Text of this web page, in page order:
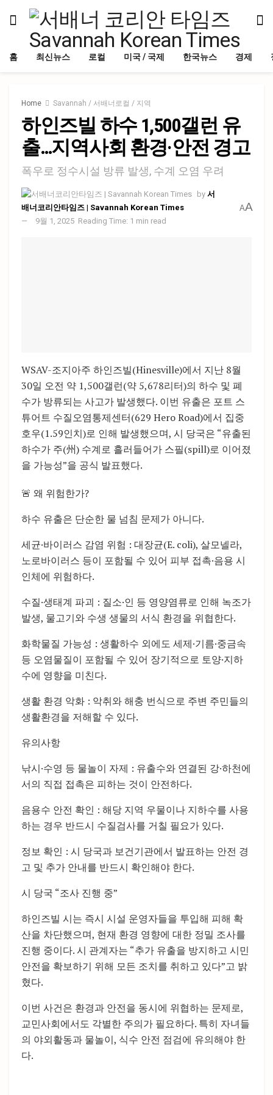
홈 최신뉴스 로컬 미국 / 국제 한국뉴스 경제
Home Savannah / 서배너로컬 / 지역
하인즈빌 하수 1,500갤런 유
출…지역사회 환경·안전 경고
폭우로 정수시설 방류 발생, 수계 오염 우려
by 서
배너코리안타임즈 | Savannah Korean Times
9월 1, 2025 Reading Time: 1 min read
AA
WSAV-조지아주 하인즈빌(Hinesville)에서 지난 8월
30일 오전 약 1,500갤런(약 5,678리터)의 하수 및 폐
수가 방류되는 사고가 발생했다. 이번 유출은 포트 스
튜어트 수질오염통제센터(629 Hero Road)에서 집중
호우(1.59인치)로 인해 발생했으며, 시 당국은 “유출된
하수가 주(州) 수계로 흘러들어가 스필(spill)로 이어졌
을 가능성”을 공식 발표했다.
🚨 왜 위험한가?
하수 유출은 단순한 물 넘침 문제가 아니다.
세균·바이러스 감염 위험 : 대장균(E. coli), 살모넬라,
노로바이러스 등이 포함될 수 있어 피부 접촉·음용 시
인체에 위험하다.
수질·생태계 파괴 : 질소·인 등 영양염류로 인해 녹조가
발생, 물고기와 수생 생물의 서식 환경을 위협한다.
화학물질 가능성 : 생활하수 외에도 세제·기름·중금속
등 오염물질이 포함될 수 있어 장기적으로 토양·지하
수에 영향을 미친다.
생활 환경 악화 : 악취와 해충 번식으로 주변 주민들의
생활환경을 저해할 수 있다.
유의사항
낚시·수영 등 물놀이 자제 : 유출수와 연결된 강·하천에
서의 직접 접촉은 피하는 것이 안전하다.
음용수 안전 확인 : 해당 지역 우물이나 지하수를 사용
하는 경우 반드시 수질검사를 거칠 필요가 있다.
정보 확인 : 시 당국과 보건기관에서 발표하는 안전 경
고 및 추가 안내를 반드시 확인해야 한다.
시 당국 “조사 진행 중”
하인즈빌 시는 즉시 시설 운영자들을 투입해 피해 확
산을 차단했으며, 현재 환경 영향에 대한 정밀 조사를
진행 중이다. 시 관계자는 “추가 유출을 방지하고 시민
안전을 확보하기 위해 모든 조치를 취하고 있다”고 밝
혔다.
이번 사건은 환경과 안전을 동시에 위협하는 문제로,
교민사회에서도 각별한 주의가 필요하다. 특히 자녀들
의 야외활동과 물놀이, 식수 안전 점검에 유의해야 한
다.